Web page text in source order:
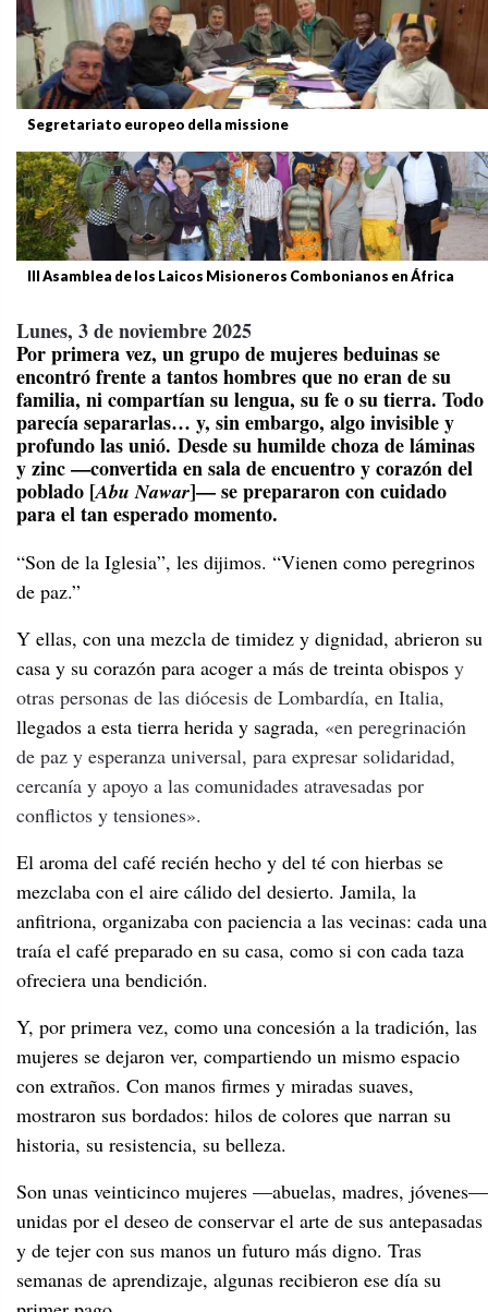
Segretariato europeo della missione
III Asamblea de los Laicos Misioneros Combonianos en África
Lunes, 3 de noviembre 2025
Por primera vez, un grupo de mujeres beduinas se
encontró frente a tantos hombres que no eran de su
familia, ni compartían su lengua, su fe o su tierra. Todo
parecía separarlas… y, sin embargo, algo invisible y
profundo las unió. Desde su humilde choza de láminas
y zinc —convertida en sala de encuentro y corazón del
poblado [Abu Nawar]— se prepararon con cuidado
para el tan esperado momento.
“Son de la Iglesia”, les dijimos. “Vienen como peregrinos
de paz.”
Y ellas, con una mezcla de timidez y dignidad, abrieron su
casa y su corazón para acoger a más de treinta obispos y
otras personas de las diócesis de Lombardía, en Italia,
llegados a esta tierra herida y sagrada, «en peregrinación
de paz y esperanza universal, para expresar solidaridad,
cercanía y apoyo a las comunidades atravesadas por
conflictos y tensiones».
El aroma del café recién hecho y del té con hierbas se
mezclaba con el aire cálido del desierto. Jamila, la
anfitriona, organizaba con paciencia a las vecinas: cada una
traía el café preparado en su casa, como si con cada taza
ofreciera una bendición.
Y, por primera vez, como una concesión a la tradición, las
mujeres se dejaron ver, compartiendo un mismo espacio
con extraños. Con manos firmes y miradas suaves,
mostraron sus bordados: hilos de colores que narran su
historia, su resistencia, su belleza.
Son unas veinticinco mujeres —abuelas, madres, jóvenes—
unidas por el deseo de conservar el arte de sus antepasadas
y de tejer con sus manos un futuro más digno. Tras
semanas de aprendizaje, algunas recibieron ese día su